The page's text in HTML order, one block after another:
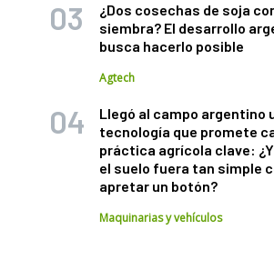
¿Dos cosechas de soja
siembra? El desarrollo
busca hacerlo posible
Agtech
Llegó al campo argentino
tecnología que promete
práctica agrícola clave:
el suelo fuera tan simple
apretar un botón?
Maquinarias y vehículos